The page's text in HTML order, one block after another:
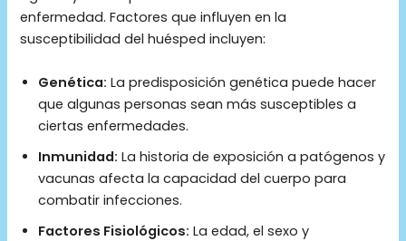
enfermedad. Factores que influyen en la
susceptibilidad del huésped incluyen:
Genética: La predisposición genética puede hacer
que algunas personas sean más susceptibles a
ciertas enfermedades.
Inmunidad: La historia de exposición a patógenos y
vacunas afecta la capacidad del cuerpo para
combatir infecciones.
Factores Fisiológicos: La edad, el sexo y